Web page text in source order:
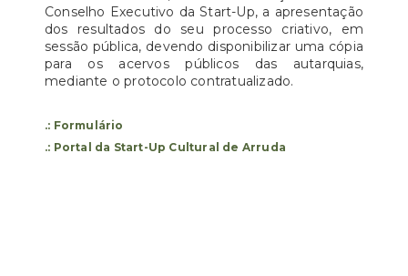
Conselho Executivo da Start-Up, a apresentação
dos resultados do seu processo criativo, em
sessão pública, devendo disponibilizar uma cópia
para os acervos públicos das autarquias,
mediante o protocolo contratualizado.
.: Formulário
.: Portal da Start-Up Cultural de Arruda